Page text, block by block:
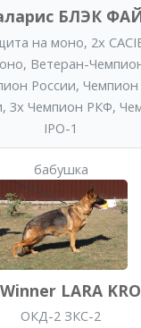
БЛЭК
на моно, 2x
, Ветеран-
России,
,3x Чемпион РКФ,
IPO-1
бабушка
LARA
ОКД-2 ЗКС-2